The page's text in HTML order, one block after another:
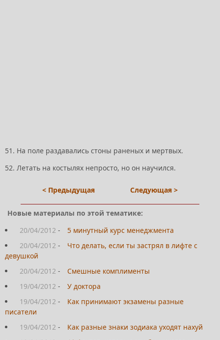
51. Hа поле раздавались стоны раненых и мертвых.
52. Летать на костылях непросто, но он научился.
< Предыдущая Следующая >
Новые материалы по этой тематике:
20/04/2012 -
5 минутный курс менеджмента
20/04/2012 -
Что делать, если ты застрял в лифте с
девушкой
20/04/2012 -
Смешные комплименты
19/04/2012 -
У доктора
19/04/2012 -
Как принимают экзамены разные
писатели
19/04/2012 -
Как разные знаки зодиака уходят нахуй